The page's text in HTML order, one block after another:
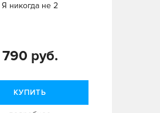
Я никогда не 2
790 руб.
КУПИТЬ